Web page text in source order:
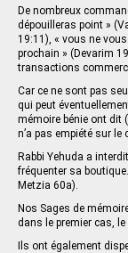
De nombreux
dépouilleras point »
19:11), « vous ne
prochain » (Devarim
transactions
Car ce ne sont pas
qui peut
mémoire bénie ont dit
n’a pas empiété sur
Rabbi Yehuda a
fréquenter sa
Metzia 60a).
Nos Sages de
dans le premier cas,
Ils ont également